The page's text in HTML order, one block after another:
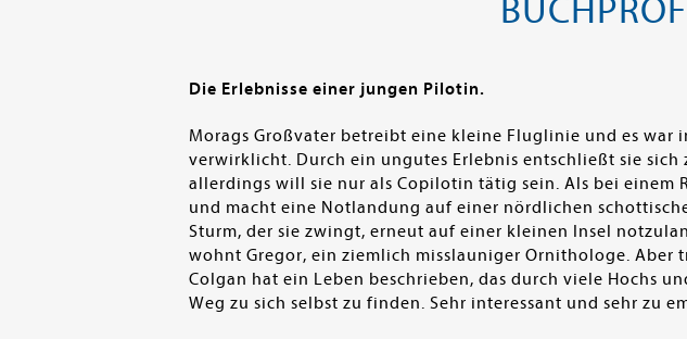
Die Erlebnisse einer jungen Pilotin.
Morags Großvater betreibt eine kleine Fluglinie und es war
verwirklicht. Durch ein ungutes Erlebnis entschließt sie
allerdings will sie nur als Copilotin tätig sein. Als bei einem
und macht eine Notlandung auf einer nördlichen
Sturm, der sie zwingt, erneut auf einer kleinen Insel
wohnt Gregor, ein ziemlich misslauniger Ornithologe. Aber
Colgan hat ein Leben beschrieben, das durch viele Hochs
Weg zu sich selbst zu finden. Sehr interessant und sehr zu